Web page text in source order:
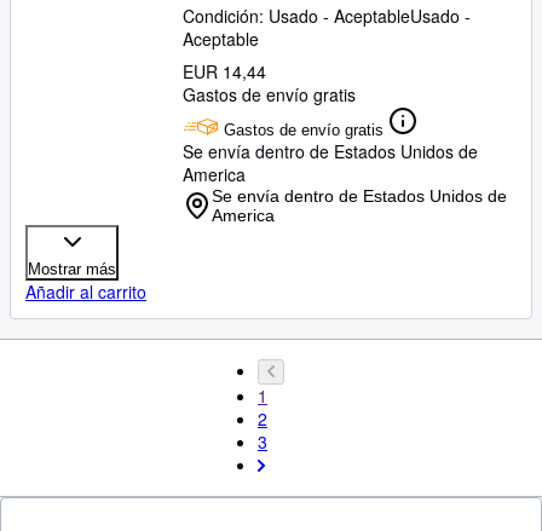
Condición: Usado - AceptableUsado -
Aceptable
EUR 14,44
Gastos de envío gratis
Gastos de envío gratis
Se envía dentro de Estados Unidos de
America
Se envía dentro de Estados Unidos de
America
Mostrar más
Añadir al carrito
1
2
3